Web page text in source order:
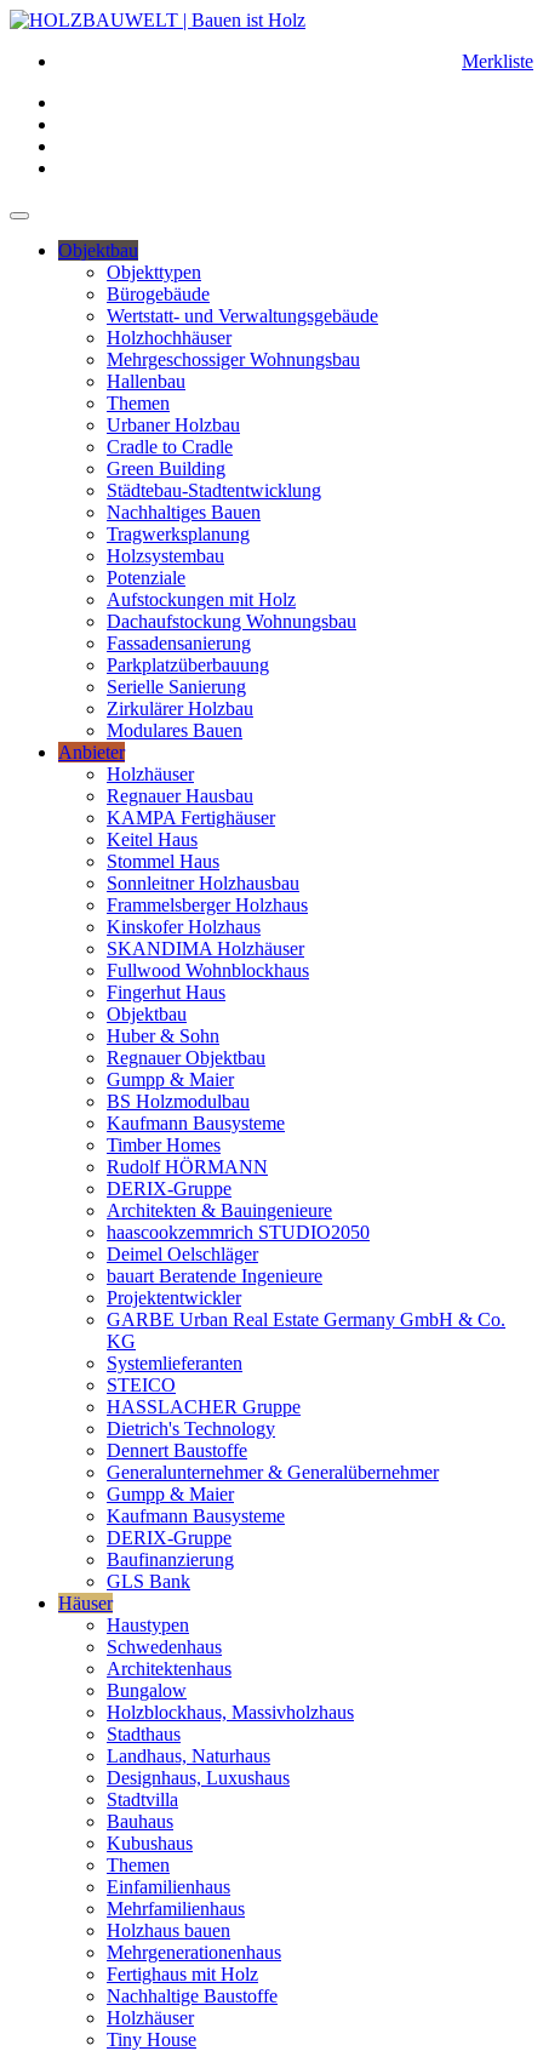
Merkliste
Objektbau
Objekttypen
Bürogebäude
Wertstatt- und Verwaltungsgebäude
Holzhochhäuser
Mehrgeschossiger Wohnungsbau
Hallenbau
Themen
Urbaner Holzbau
Cradle to Cradle
Green Building
Städtebau-Stadtentwicklung
Nachhaltiges Bauen
Tragwerksplanung
Holzsystembau
Potenziale
Aufstockungen mit Holz
Dachaufstockung Wohnungsbau
Fassadensanierung
Parkplatzüberbauung
Serielle Sanierung
Zirkulärer Holzbau
Modulares Bauen
Anbieter
Holzhäuser
Regnauer Hausbau
KAMPA Fertighäuser
Keitel Haus
Stommel Haus
Sonnleitner Holzhausbau
Frammelsberger Holzhaus
Kinskofer Holzhaus
SKANDIMA Holzhäuser
Fullwood Wohnblockhaus
Fingerhut Haus
Objektbau
Huber & Sohn
Regnauer Objektbau
Gumpp & Maier
BS Holzmodulbau
Kaufmann Bausysteme
Timber Homes
Rudolf HÖRMANN
DERIX-Gruppe
Architekten & Bauingenieure
haascookzemmrich STUDIO2050
Deimel Oelschläger
bauart Beratende Ingenieure
Projektentwickler
GARBE Urban Real Estate Germany GmbH & Co.
KG
Systemlieferanten
STEICO
HASSLACHER Gruppe
Dietrich's Technology
Dennert Baustoffe
Generalunternehmer & Generalübernehmer
Gumpp & Maier
Kaufmann Bausysteme
DERIX-Gruppe
Baufinanzierung
GLS Bank
Häuser
Haustypen
Schwedenhaus
Architektenhaus
Bungalow
Holzblockhaus, Massivholzhaus
Stadthaus
Landhaus, Naturhaus
Designhaus, Luxushaus
Stadtvilla
Bauhaus
Kubushaus
Themen
Einfamilienhaus
Mehrfamilienhaus
Holzhaus bauen
Mehrgenerationenhaus
Fertighaus mit Holz
Nachhaltige Baustoffe
Holzhäuser
Tiny House